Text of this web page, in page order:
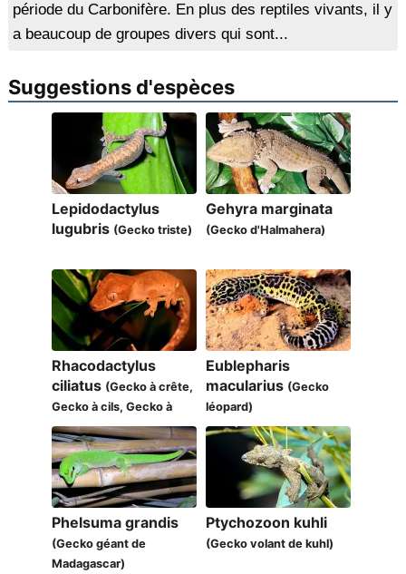
période du Carbonifère. En plus des reptiles vivants, il y
a beaucoup de groupes divers qui sont...
Suggestions d'espèces
Lepidodactylus
lugubris (Gecko triste)
Gehyra marginata
(Gecko d'Halmahera)
Rhacodactylus
ciliatus (Gecko à crête,
Gecko à cils, Gecko à
frange)
Eublepharis
macularius (Gecko
léopard)
Phelsuma grandis
(Gecko géant de
Madagascar)
Ptychozoon kuhli
(Gecko volant de kuhl)